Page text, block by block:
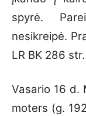
spyrė.
nesikreipė.
LR BK 286 str.
Vasario 16 d.
moters (g.